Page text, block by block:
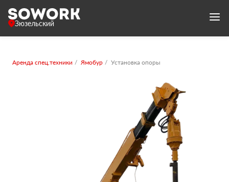
Зюзельский
Аренда спец.техники Ямобур Установка опоры